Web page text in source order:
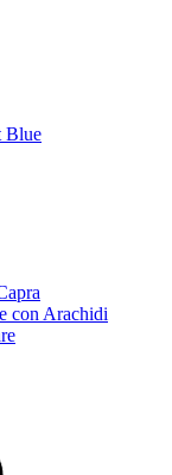
Blue
con Arachidi